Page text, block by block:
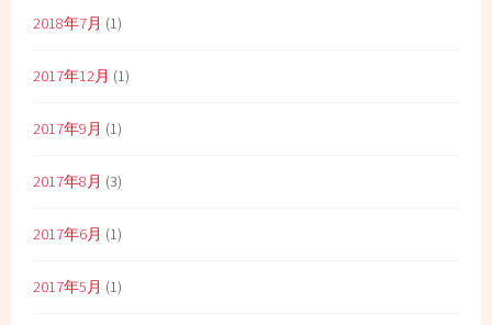
2018年7月 (1)
2017年12月 (1)
2017年9月 (1)
2017年8月 (3)
2017年6月 (1)
2017年5月 (1)